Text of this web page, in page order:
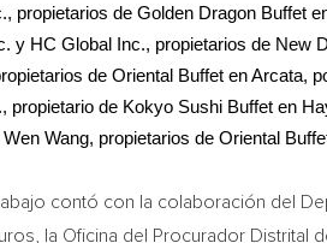
propietarios de Golden Dragon Buffet
y HC Global Inc., propietarios de New
de Oriental Buffet en Arcata,
propietario de Kokyo Sushi Buffet en
Wang, propietarios de Oriental
contó con la colaboración del
la Oficina del Procurador